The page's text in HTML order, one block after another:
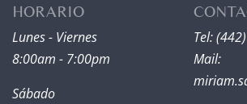
HORARIO
Lunes - Viernes
8:00am - 7:00pm
Sábado
Tel:
Mail: